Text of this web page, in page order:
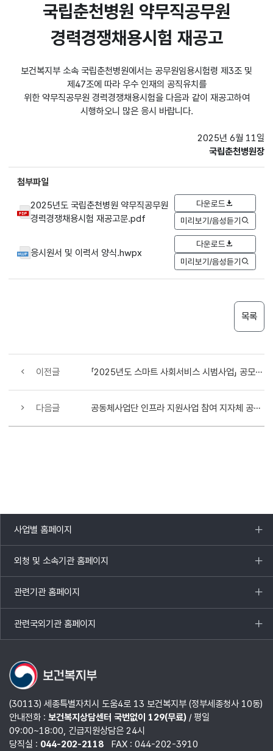
국립춘천병원 약무직공무원
경력경쟁채용시험 재공고
보건복지부 소속 국립춘천병원에서는 공무원임용시험령 제3조 및
제47조에 따라 우수 인재의 공직유치를
위한 약무직공무원 경력경쟁채용시험을 다음과 같이 재공고하여
시행하오니 많은 응시 바랍니다.
2025년 6월 11일
국립춘천병원장
첨부파일
2025년도 국립춘천병원 약무직공무원
경력경쟁채용시험 재공고문.pdf
다운로드
미리보기/음성듣기
응시원서 및 이력서 양식.hwpx
다운로드
미리보기/음성듣기
목록
이전글 「2025년도 스마트 사회서비스 시범사업」 공모 2차 심사 및 최종 선정 결과 안내
다음글 공동체사업단 인프라 지원사업 참여 지자체 공모 선정결과
사업별 홈페이지
목록
열기
외청 및 소속기관 홈페이지
목록
열기
관련기관 홈페이지
목록
열기
관련국외기관 홈페이지
목록
열기
(30113) 세종특별자치시 도움4로 13 보건복지부 (정부세종청사 10동)
안내전화 : 보건복지상담센터 국번없이 129(무료)/ 평일
09:00~18:00, 긴급지원상담은 24시
당직실 : 044-202-2118 FAX : 044-202-3910